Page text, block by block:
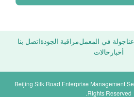
جولة في المعملمراقبة الجودةاتصل بنا
أخبار حالات
© 2026 Beijing Silk Road Enterprise Management
Rights Reserved.